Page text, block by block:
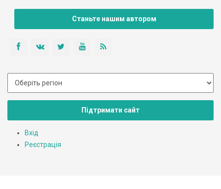
Станьте нашим автором
Підтримати сайт
Вхід
Реєстрація